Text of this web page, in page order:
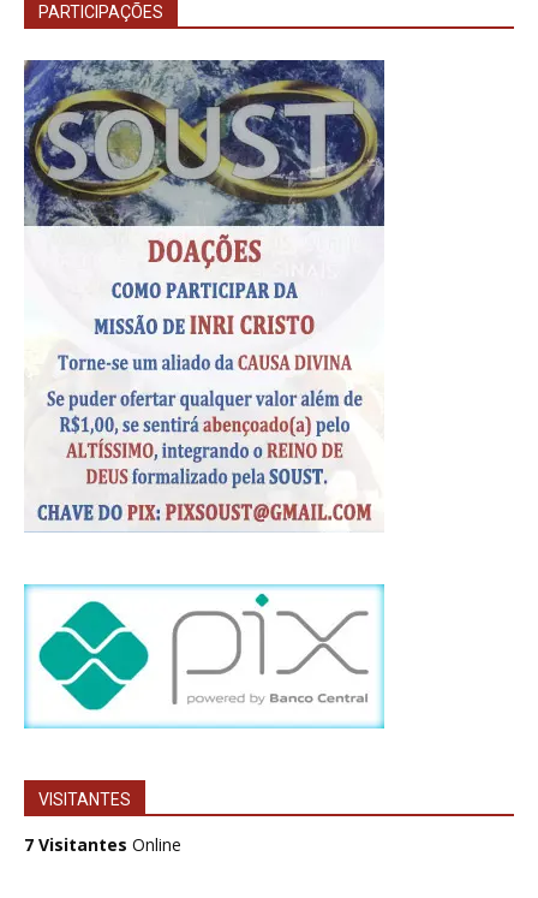
PARTICIPAÇÕES
VISITANTES
7 Visitantes Online